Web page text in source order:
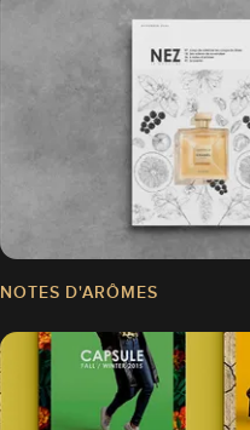
NOTES D'ARÔMES